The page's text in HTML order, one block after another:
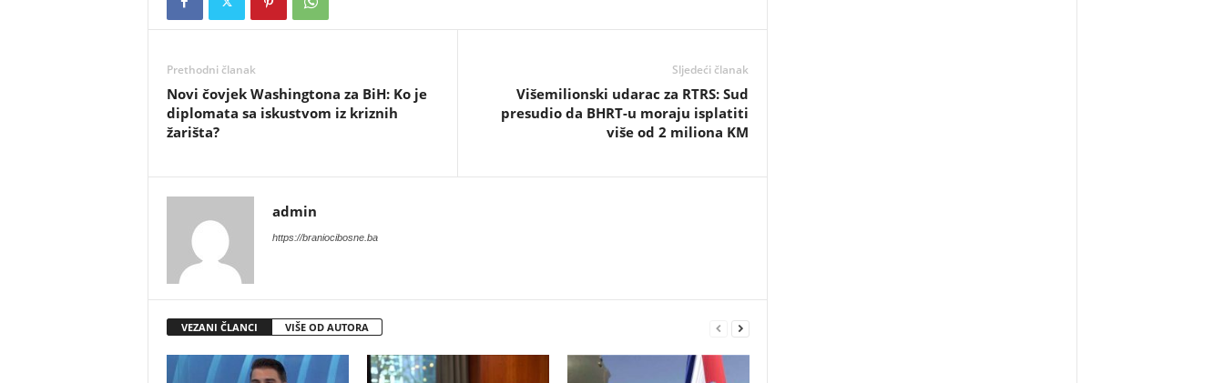
Prethodni članak
​Novi čovjek Washingtona za BiH: Ko je
diplomata sa iskustvom iz kriznih
žarišta?
Sljedeći članak
Višemilionski udarac za RTRS: Sud
presudio da BHRT-u moraju isplatiti
više od 2 miliona KM
admin
https://braniocibosne.ba
VEZANI ČLANCI VIŠE OD AUTORA